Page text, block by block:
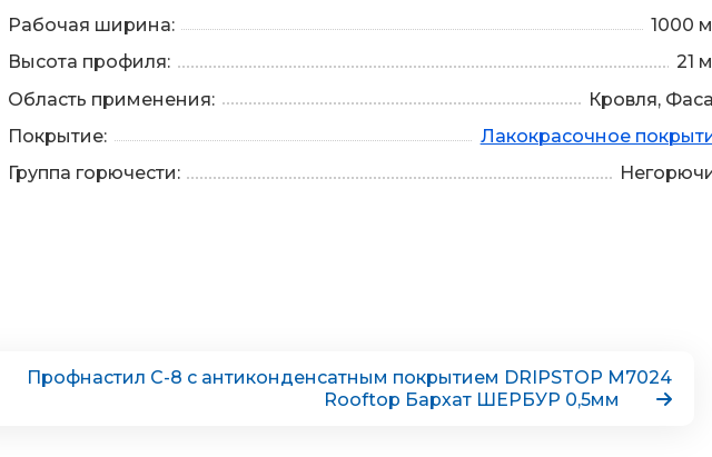
Рабочая ширина:
1000
Высота профиля:
21
Область применения:
Кровля,
Покрытие:
Лакокрасочное
Группа горючести:
Профнастил С-8 с антиконденсатным покрытием DRIPSTOP М7024
Rooftop Бархат ШЕРБУР 0,5мм